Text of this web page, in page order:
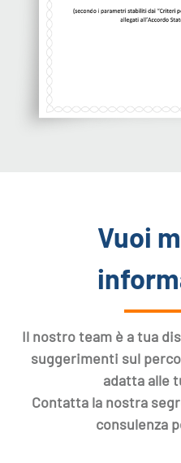
Vuoi
Il nostro team è a tua
suggerimenti sul
adatta alle
Contatta la nostra
consulenza